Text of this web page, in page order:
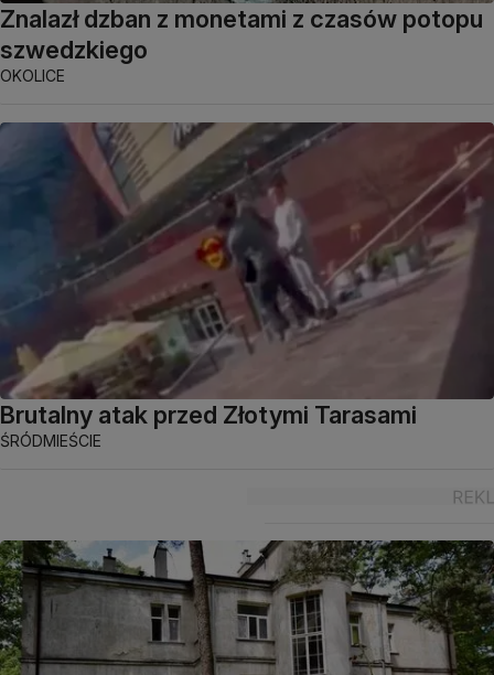
Znalazł dzban z monetami z czasów potopu
szwedzkiego
OKOLICE
Brutalny atak przed Złotymi Tarasami
ŚRÓDMIEŚCIE